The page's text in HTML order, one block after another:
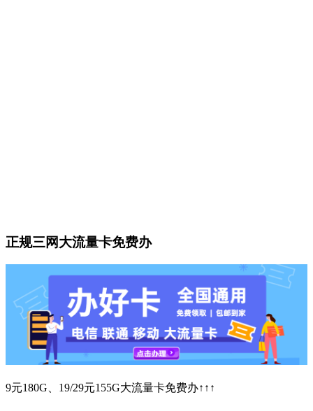
正规三网大流量卡免费办
9元180G、19/29元155G大流量卡免费办↑↑↑